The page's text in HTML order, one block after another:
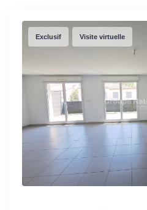
Exclusif Visite virtuelle